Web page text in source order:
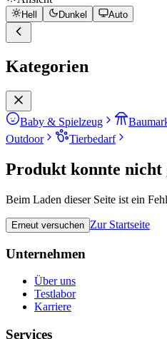
Hell Dunkel Auto
Kategorien
Baby & Spielzeug
Outdoor
Tierbedarf
Produkt konnte nicht
Beim Laden dieser Seite ist ein
Erneut versuchen Zur Startseite
Unternehmen
Über uns
Testlabor
Karriere
Services